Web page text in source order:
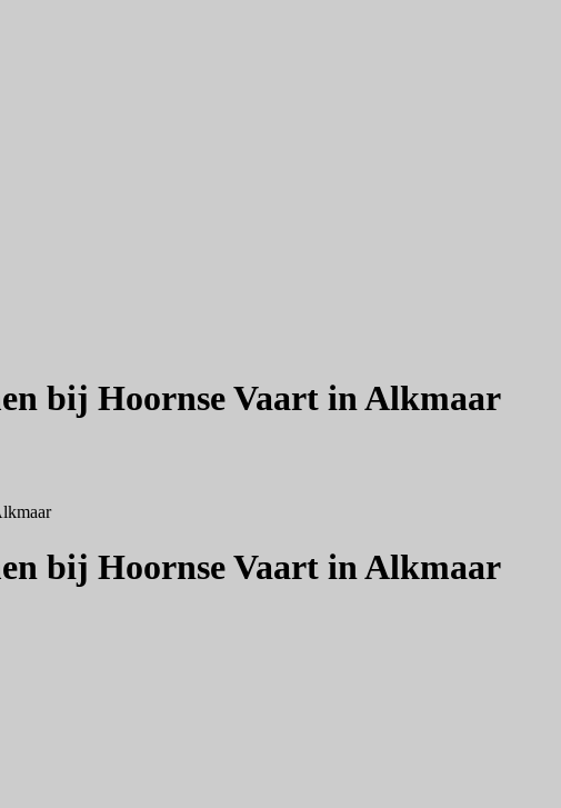
bij Hoornse Vaart in Alkmaar
bij Hoornse Vaart in Alkmaar